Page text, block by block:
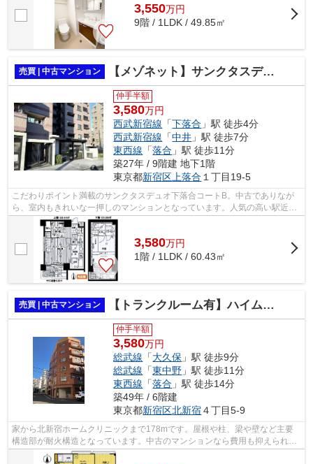
3,550万円
9階 / 1LDK / 49.85㎡
売買 | 中古マンション 【メゾネット】サンクタスデュオ下落合コートB
仲手半額
3,580万円
西武新宿線 「下落合 」駅 徒歩4分
西武新宿線 「中井 」駅 徒歩7分
東西線 「落合 」駅 徒歩11分
築27年 / 9階建 地下1階
東京都新宿区 上落合 １丁目19-5
こだわりポイント満載のサンクタスデュオ下落合コートB。中古でありなが
ら、室内もきれいな一押しのマンションとなっています。人気の高い駅近物
件で、駅から徒歩4分の所に位置してい...
3,580万円
1階 / 1LDK / 60.43㎡
売買 | 中古マンション 【トランクルーム有】ハイムトーシン
仲手半額
3,580万円
総武線 「大久保 」駅 徒歩9分
総武線 「東中野 」駅 徒歩11分
東西線 「落合 」駅 徒歩14分
築49年 / 6階建
東京都新宿区北新宿４丁目5-9
家から北新宿ホームクリニックまで178mです。屋根や柱、梁や壁など主要
構造部が耐火構造となっています。中古のマンションなら費用も抑えられ、
その分の費用を他に充てることが出来ま...